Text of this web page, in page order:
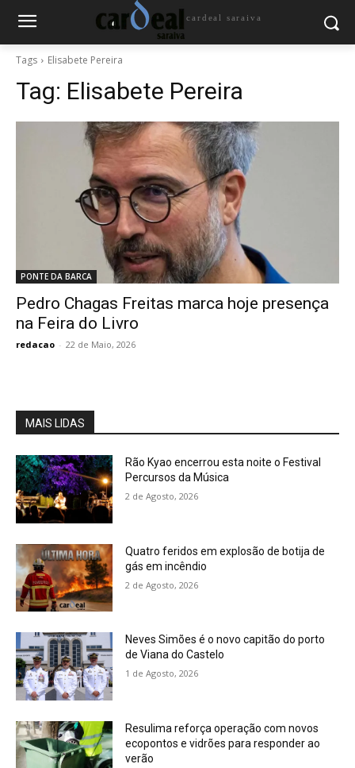
cardeal saraiva
Tags Elisabete Pereira
Tag: Elisabete Pereira
PONTE DA BARCA
Pedro Chagas Freitas marca hoje presença
na Feira do Livro
redacao - 22 de Maio, 2026
MAIS LIDAS
Rão Kyao encerrou esta noite o Festival
Percursos da Música
2 de Agosto, 2026
Quatro feridos em explosão de botija de
gás em incêndio
2 de Agosto, 2026
Neves Simões é o novo capitão do porto
de Viana do Castelo
1 de Agosto, 2026
Resulima reforça operação com novos
ecopontos e vidrões para responder ao
verão